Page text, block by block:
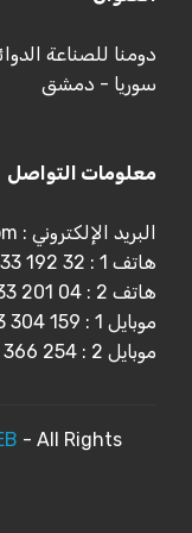
دومنا للصناعة
سوريا - دمشق
معلومات التواصل
البريد الإلكتروني : info@dominapharm.com
هاتف 1 : 32 192 33 (11) 963 +
هاتف 2 : 04 201 33 (11) 963 +
موبايل 1 : 159 304 993 (932) 963 +
موبايل 2 : 254 366 993 (932) 963 +
- All Rights